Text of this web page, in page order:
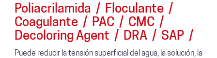
Poliacrilamida / Floculante /
Coagulante / PAC / CMC /
Decoloring Agent / DRA / SAP /
Puede reducir la tensión superficial del agua, la solución, la